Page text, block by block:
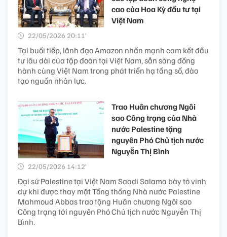
cao của Hoa Kỳ đầu tư tại
Việt Nam
22/05/2026 20:11’
Tại buổi tiếp, lãnh đạo Amazon nhấn mạnh cam kết đầu
tư lâu dài của tập đoàn tại Việt Nam, sẵn sàng đồng
hành cùng Việt Nam trong phát triển hạ tầng số, đào
tạo nguồn nhân lực.
Trao Huân chương Ngôi
sao Công trạng của Nhà
nước Palestine tặng
nguyên Phó Chủ tịch nước
Nguyễn Thị Bình
22/05/2026 14:12’
Đại sứ Palestine tại Việt Nam Saadi Salama bày tỏ vinh
dự khi được thay mặt Tổng thống Nhà nước Palestine
Mahmoud Abbas trao tặng Huân chương Ngôi sao
Công trạng tới nguyên Phó Chủ tịch nước Nguyễn Thị
Bình.